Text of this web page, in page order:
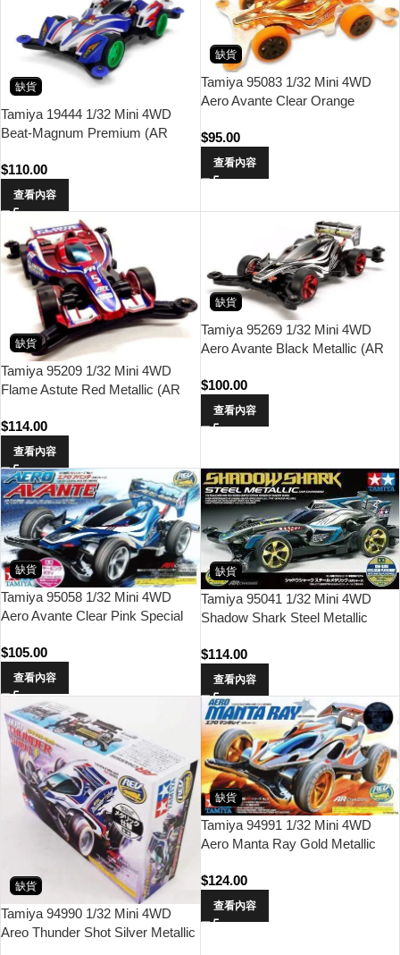
缺貨
Tamiya 19444 1/32 Mini 4WD
Beat-Magnum Premium (AR
$110.00
查看內容
缺貨
Tamiya 95083 1/32 Mini 4WD
Aero Avante Clear Orange
$95.00
查看內容
缺貨
Tamiya 95209 1/32 Mini 4WD
Flame Astute Red Metallic (AR
$114.00
查看內容
缺貨
Tamiya 95269 1/32 Mini 4WD
Aero Avante Black Metallic (AR
$100.00
查看內容
缺貨
Tamiya 95058 1/32 Mini 4WD
Aero Avante Clear Pink Special
$105.00
查看內容
缺貨
Tamiya 95041 1/32 Mini 4WD
Shadow Shark Steel Metallic
Chassis)
$114.00
查看內容
缺貨
Tamiya 94990 1/32 Mini 4WD
Areo Thunder Shot Silver Metallic
缺貨
Tamiya 94991 1/32 Mini 4WD
Aero Manta Ray Gold Metallic
$124.00
查看內容